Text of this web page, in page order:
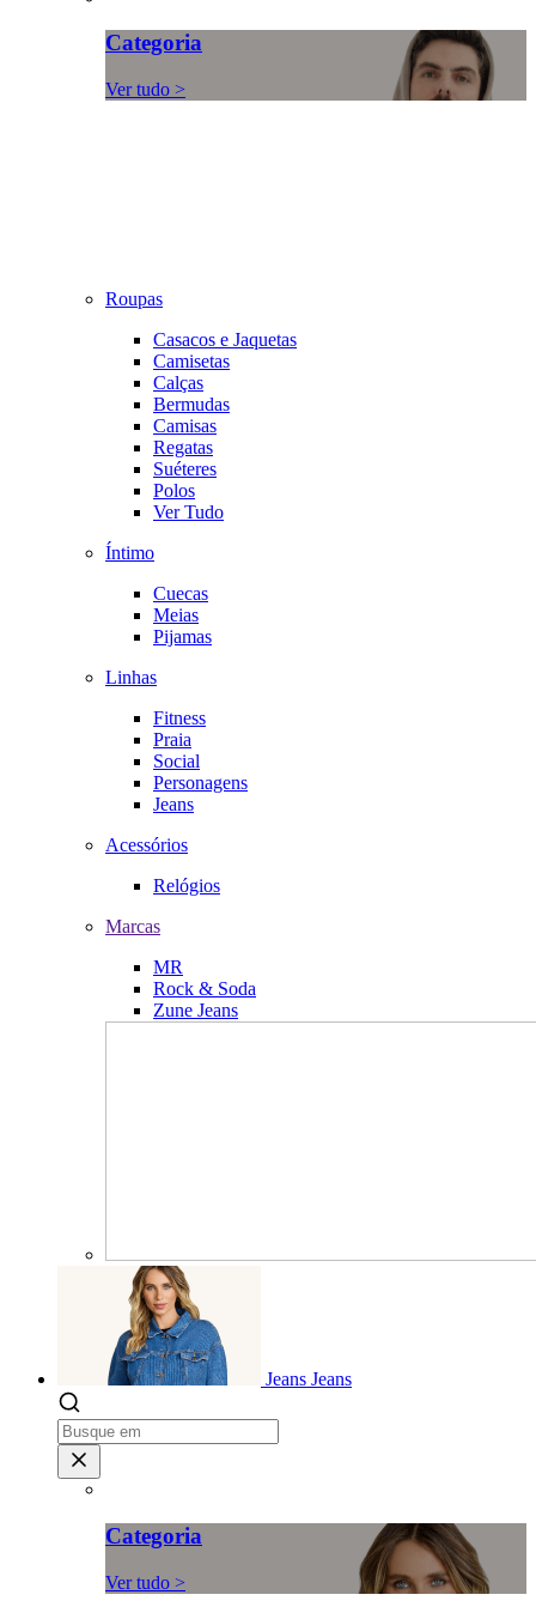
Categoria
Ver tudo >
Roupas
Casacos e Jaquetas
Camisetas
Calças
Bermudas
Camisas
Regatas
Suéteres
Polos
Ver Tudo
Íntimo
Cuecas
Meias
Pijamas
Linhas
Fitness
Praia
Social
Personagens
Jeans
Acessórios
Relógios
Marcas
MR
Rock & Soda
Zune Jeans
Jeans Jeans
Categoria
Ver tudo >